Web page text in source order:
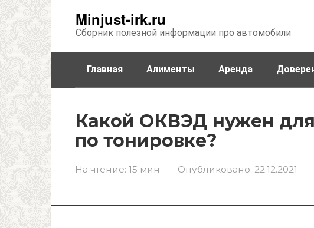
Minjust-irk.ru
Сборник полезной информации про автомобили
Главная Алименты Аренда
Какой ОКВЭД нужен
по тонировке?
На чтение: 15 мин Опубликовано: 22.12.2021